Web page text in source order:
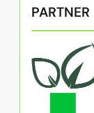
PARTNER